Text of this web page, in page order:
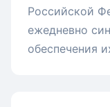
Российской
ежедневно
обеспечения